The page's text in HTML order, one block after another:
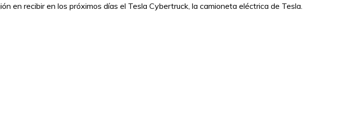
en recibir en los próximos días el Tesla Cybertruck, la camioneta eléctrica de Tesla.